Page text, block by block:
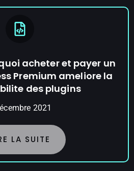
acheter et payer un
Premium ameliore la
des plugins
2021
LA SUITE